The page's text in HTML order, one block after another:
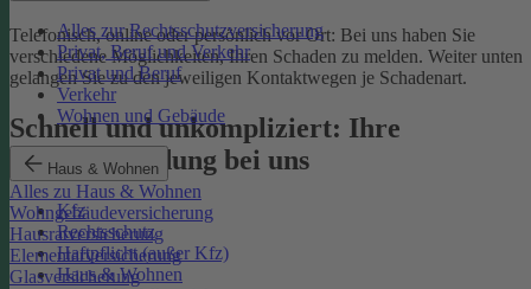
Alles zur Rechtsschutzversicherung
Privat, Beruf und Verkehr
Privat und Beruf
Verkehr
Wohnen und Gebäude
Haus & Wohnen
Alles zu Haus & Wohnen
Wohngebäudeversicherung
Hausratversicherung
Elementarversicherung
Glasversicherung
Telefonisch, online oder persönlich vor Ort: Bei uns haben Sie
verschiedene Möglichkeiten, Ihren Schaden zu melden. Weiter unten
gelangen Sie zu den jeweiligen Kontaktwegen je Schadenart.
Schnell und unkompliziert: Ihre
Schadenmeldung bei uns
Kfz
Rechtsschutz
Haftpflicht (außer Kfz)
Haus & Wohnen